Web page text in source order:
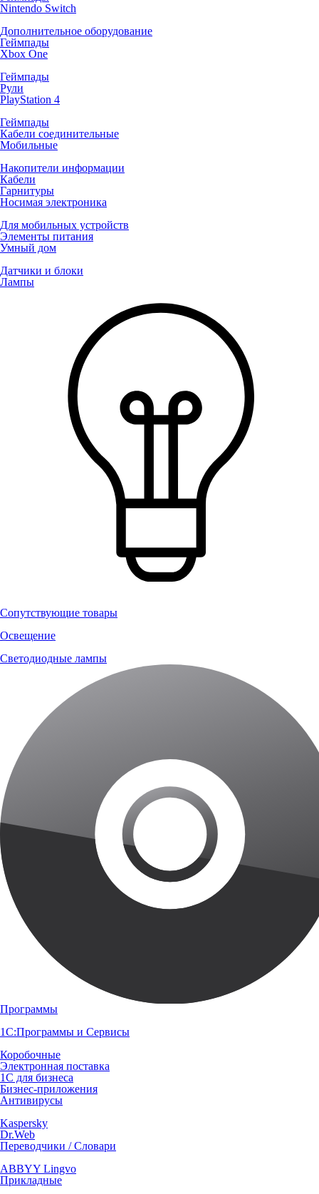
Nintendo Switch
Дополнительное оборудование
Геймпады
Xbox One
Геймпады
Рули
PlayStation 4
Геймпады
Кабели соединительные
Мобильные
Накопители информации
Кабели
Гарнитуры
Носимая электроника
Для мобильных устройств
Элементы питания
Умный дом
Датчики и блоки
Лампы
Сопутствующие товары
Освещение
Светодиодные лампы
Программы
1С:Программы и Сервисы
Коробочные
Электронная поставка
1С для бизнеса
Бизнес-приложения
Антивирусы
Kaspersky
Dr.Web
Переводчики / Словари
ABBYY Lingvo
Прикладные